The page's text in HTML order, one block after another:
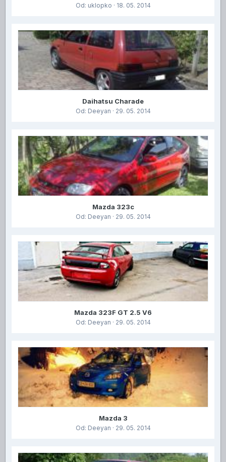
Od: uklopko · 18. 05. 2014
Daihatsu Charade
Od: Deeyan · 29. 05. 2014
Mazda 323c
Od: Deeyan · 29. 05. 2014
Mazda 323F GT 2.5 V6
Od: Deeyan · 29. 05. 2014
Mazda 3
Od: Deeyan · 29. 05. 2014